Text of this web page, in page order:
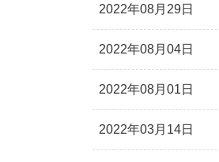
2022年08月29日
2022年08月04日
2022年08月01日
2022年03月14日